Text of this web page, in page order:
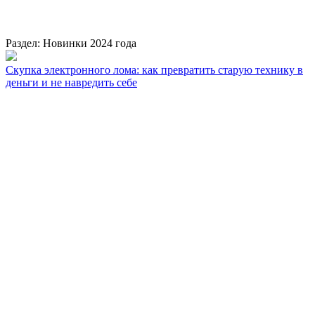
Раздел: Новинки 2024 года
Скупка электронного лома: как превратить старую технику в
деньги и не навредить себе